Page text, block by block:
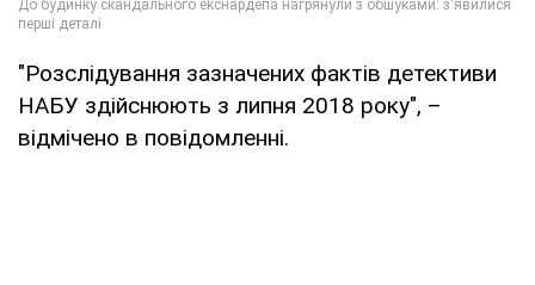
"Розслідування зазначених фактів детективи
НАБУ здійснюють з липня 2018 року", –
відмічено в повідомленні.